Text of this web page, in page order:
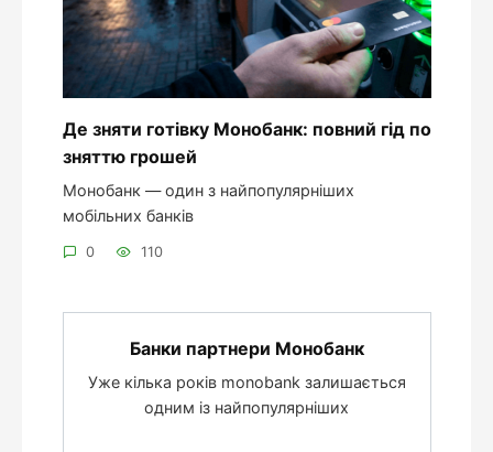
Де зняти готівку Монобанк: повний гід по
зняттю грошей
Монобанк — один з найпопулярніших
мобільних банків
0 110
Банки партнери Монобанк
Уже кілька років monobank залишається
одним із найпопулярніших